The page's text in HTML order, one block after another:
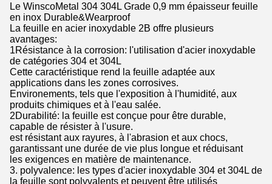
Le WinscoMetal 304 304L Grade 0,9 mm épaisseur feuille
en inox Durable&Wearproof
La feuille en acier inoxydable 2B offre plusieurs
avantages:
1Résistance à la corrosion: l'utilisation d'acier inoxydable
de catégories 304 et 304L
Cette caractéristique rend la feuille adaptée aux
applications dans les zones corrosives.
Environements, tels que l'exposition à l'humidité, aux
produits chimiques et à l'eau salée.
2Durabilité: la feuille est conçue pour être durable,
capable de résister à l'usure.
est résistant aux rayures, à l'abrasion et aux chocs,
garantissant une durée de vie plus longue et réduisant
les exigences en matière de maintenance.
3. polyvalence: les types d'acier inoxydable 304 et 304L de
la feuille sont polyvalents et peuvent être utilisés